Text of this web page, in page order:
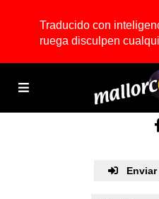
Traducido con
ruega disculpen
Enviar